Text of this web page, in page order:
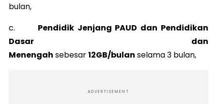
bulan,
c. Pendidik Jenjang PAUD dan Pendidikan
Dasar dan
Menengah sebesar12GB/bulan selama 3 bulan,
ADVERTISEMENT